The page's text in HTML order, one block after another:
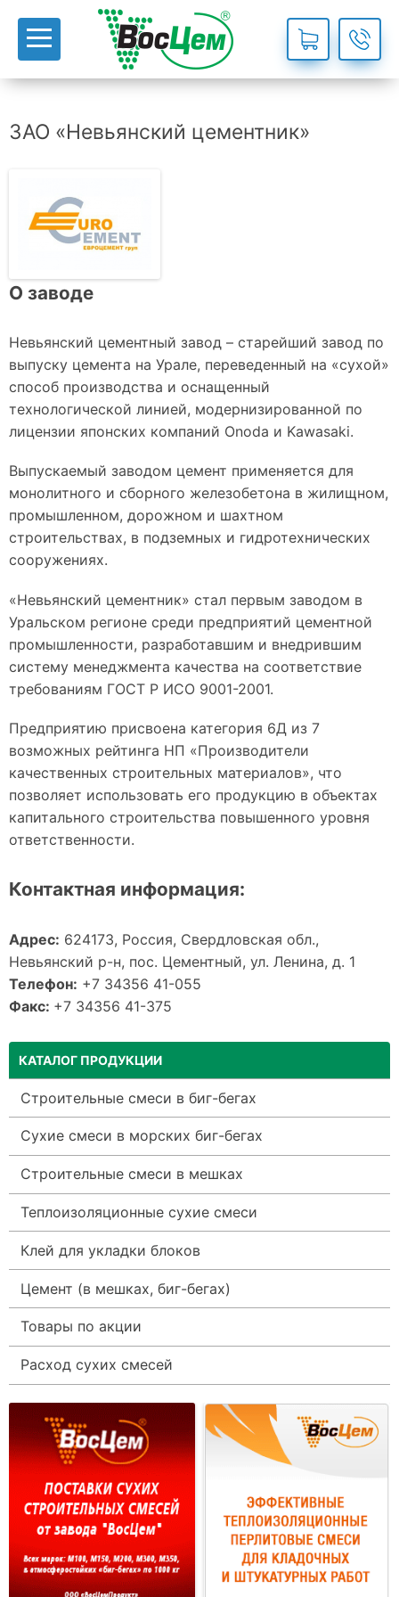
ЗАО «Невьянский цементник»
О заводе
Невьянский цементный завод – старейший завод по
выпуску цемента на Урале, переведенный на «сухой»
способ производства и оснащенный
технологической линией, модернизированной по
лицензии японских компаний Onoda и Kawasaki.
Выпускаемый заводом цемент применяется для
монолитного и сборного железобетона в жилищном,
промышленном, дорожном и шахтном
строительствах, в подземных и гидротехнических
сооружениях.
«Невьянский цементник» стал первым заводом в
Уральском регионе среди предприятий цементной
промышленности, разработавшим и внедрившим
систему менеджмента качества на соответствие
требованиям ГОСТ Р ИСО 9001-2001.
Предприятию присвоена категория 6Д из 7
возможных рейтинга НП «Производители
качественных строительных материалов», что
позволяет использовать его продукцию в объектах
капитального строительства повышенного уровня
ответственности.
Контактная информация:
Адрес: 624173, Россия, Свердловская обл.,
Невьянский р-н, пос. Цементный, ул. Ленина, д. 1
Телефон: +7 34356 41-055
Факс: +7 34356 41-375
КАТАЛОГ ПРОДУКЦИИ
Строительные смеси в биг-бегах
Сухие смеси в морских биг-бегах
Строительные смеси в мешках
Теплоизоляционные сухие смеси
Клей для укладки блоков
Цемент (в мешках, биг-бегах)
Товары по акции
Расход сухих смесей